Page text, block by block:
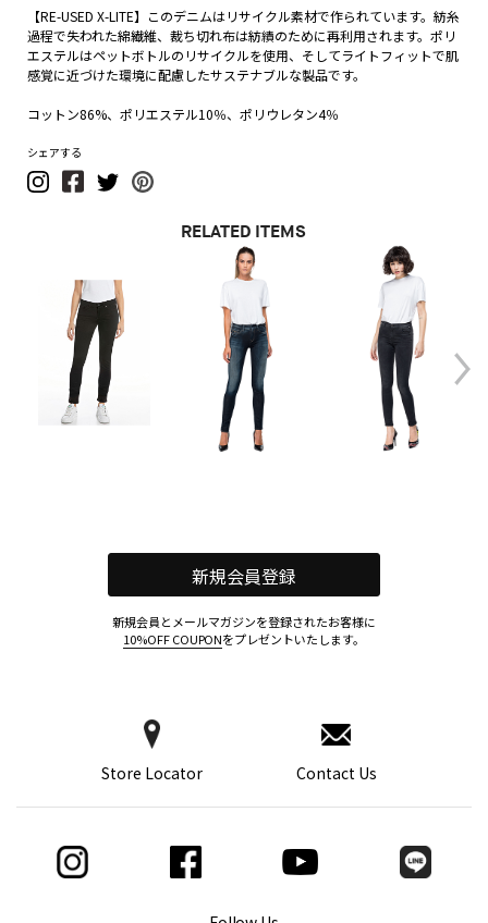
【RE-USED X-LITE】このデニムはリサイクル素材で作られています。紡糸
過程で失われた綿繊維、裁ち切れ布は紡績のために再利用されます。ポリ
エステルはペットボトルのリサイクルを使用、そしてライトフィットで肌
感覚に近づけた環境に配慮したサステナブルな製品です。
コットン86%、ポリエステル10％、ポリウレタン4％
シェアする
RELATED ITEMS
Store Locator Contact Us
新規会員登録
新規会員とメールマガジンを登録されたお客様に
10%OFF COUPONをプレゼントいたします。